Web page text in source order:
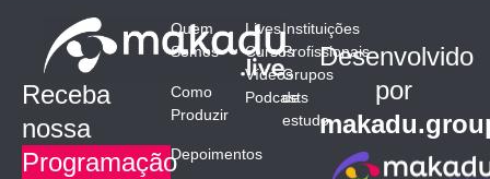
Receba
nossa
Programação
Quem
Somos
Como
Produzir
Depoimentos
Lives
Cursos
Vídeos
Podcasts
Instituições
Profissionais
Grupos
de
estudo
Desenvolvido
por